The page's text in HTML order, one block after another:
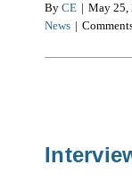
ByCE | May 25,
News |